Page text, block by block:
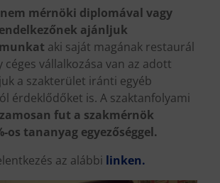
nem mérnöki diplomával vagy
ajánljuk
aki saját magának restaurál
céges vállalkozása van az adott
a szakterület iránti egyéb
érdeklődőket is. A szaktanfolyami
fut a szakmérnök
os tananyag egyezőséggel.
az alábbi linken.